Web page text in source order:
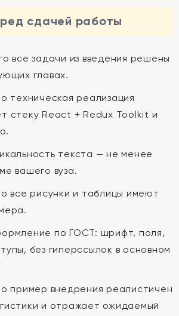
сдачей работы
все задачи из введения решены
главах.
техническая реализация
стеку React + Redux Toolkit и
текста — не менее
вашего вуза.
все рисунки и таблицы имеют
по ГОСТ: шрифт, поля,
без гиперссылок в основном
пример внедрения реалистичен
и отражает ожидаемый